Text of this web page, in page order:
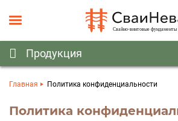
Главная Политика конфиденциальности
Политика